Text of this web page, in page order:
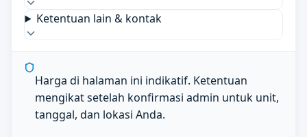
Ketentuan lain & kontak
Harga di halaman ini indikatif. Ketentuan
mengikat setelah konfirmasi admin untuk unit,
tanggal, dan lokasi Anda.